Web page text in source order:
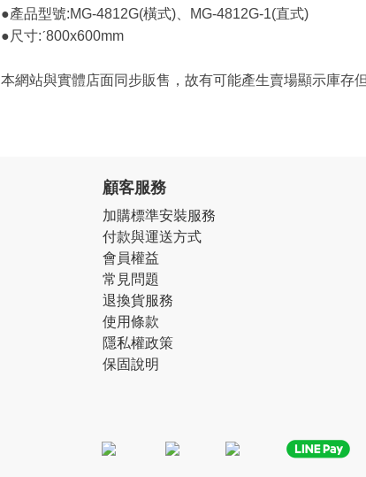
●產品型號:MG-4812G(橫式)、MG-4812G-1(直式)
●尺寸:ˊ800x600mm
本網站與實體店面同步販售，故有可能產生賣場顯示庫存
顧客服務
加購標準安裝服務
付款與運送方式
會員權益
常見問題
退換貨服務
使用條款
隱私權政策
保固說明